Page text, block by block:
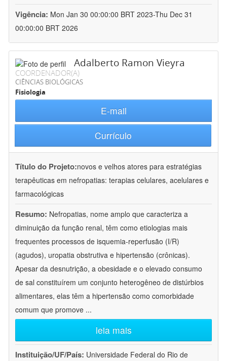
Vigência: Mon Jan 30 00:00:00 BRT 2023-Thu Dec 31
00:00:00 BRT 2026
Adalberto Ramon Vieyra
COORDENADOR(A)
CIÊNCIAS BIOLÓGICAS
Fisiologia
E-mail
Currículo
Título do Projeto:novos e velhos atores para estratégias
terapêuticas em nefropatias: terapias celulares, acelulares e
farmacológicas
Resumo: Nefropatias, nome amplo que caracteriza a
diminuição da função renal, têm como etiologias mais
frequentes processos de isquemia-reperfusão (I/R)
(agudos), uropatia obstrutiva e hipertensão (crônicas).
Apesar da desnutrição, a obesidade e o elevado consumo
de sal constituírem um conjunto heterogêneo de distúrbios
alimentares, elas têm a hipertensão como comorbidade
comum que promove ...
leia mais
Instituição/UF/País: Universidade Federal do Rio de